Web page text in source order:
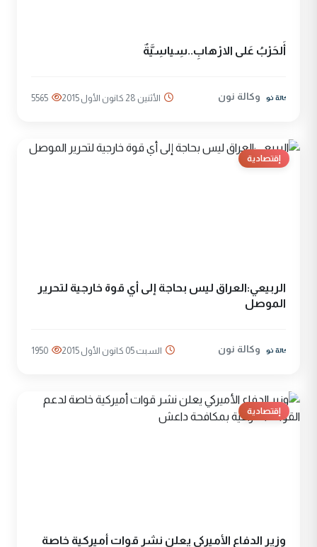
أَلحَرْبُ عَلى الارْهابِ..سِياسِيَّةٌ
وكالة نون الأثنين 28 كانون الأول 2015 5565
إقتصادية
الربيعي:العراق ليس بحاجة إلى أي قوة خارجية لتحرير
الموصل
وكالة نون السبت 05 كانون الأول 2015 1950
إقتصادية
وزير الدفاع الأميركي يعلن نشر قوات أميركية خاصة‬